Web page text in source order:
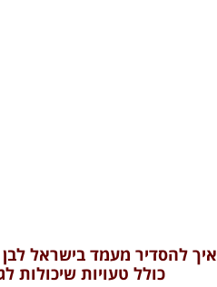
איך להסדיר מעמד בישראל לבן
כולל טעויות שיכולות